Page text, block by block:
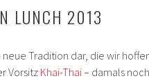
LUNCH 2013
Tradition dar, die wir
Vorsitz Khai-Thai– damals